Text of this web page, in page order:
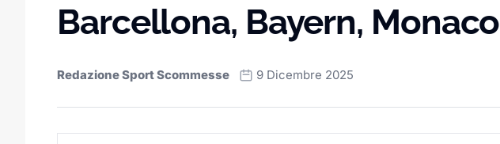
Barcellona, Bayern, Monaco
Redazione Sport Scommesse 9 Dicembre 2025